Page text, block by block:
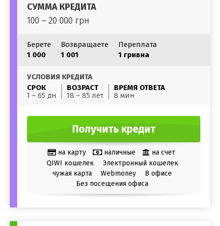
СУММА КРЕДИТА
100 – 20 000 грн
Берете
1 000
Возвращаете
1 001
Переплата
1 гривна
УСЛОВИЯ КРЕДИТА
СРОК
1 – 65 дн
ВОЗРАСТ
18 – 85 лет
ВРЕМЯ ОТВЕТА
8 мин
Получить кредит
на карту наличные
на счет
QIWI кошелек
Электронный кошелек
чужая карта
Webmoney
В офисе
Без посещения офиса